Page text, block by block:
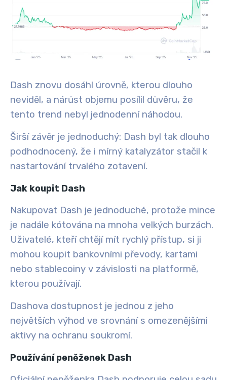
Dash znovu dosáhl úrovně, kterou dlouho
neviděl, a nárůst objemu posílil důvěru, že
tento trend nebyl jednodenní náhodou.
Širší závěr je jednoduchý: Dash byl tak dlouho
podhodnocený, že i mírný katalyzátor stačil k
nastartování trvalého zotavení.
Jak koupit Dash
Nakupovat Dash je jednoduché, protože mince
je nadále kótována na mnoha velkých burzách.
Uživatelé, kteří chtějí mít rychlý přístup, si ji
mohou koupit bankovními převody, kartami
nebo stablecoiny v závislosti na platformě,
kterou používají.
Dashova dostupnost je jednou z jeho
největších výhod ve srovnání s omezenějšími
aktivy na ochranu soukromí.
Používání peněženek Dash